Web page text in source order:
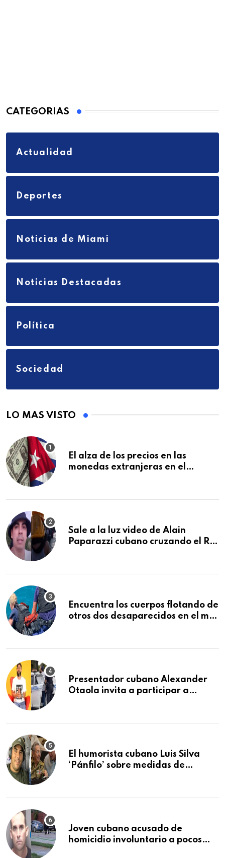
CATEGORIAS
Actualidad
Deportes
Noticias de Miami
Noticias Destacadas
Política
Sociedad
LO MAS VISTO
El alza de los precios en las
monedas extranjeras en el
Sale a la luz video de Alain
Paparazzi cubano cruzando el Río
Encuentra los cuerpos flotando de
otros dos desaparecidos en el mar
Presentador cubano Alexander
Otaola invita a participar a
que lo detuvo durante una
El humorista cubano Luis Silva
‘Pánfilo’ sobre medidas de
Joven cubano acusado de
homicidio involuntario a pocos